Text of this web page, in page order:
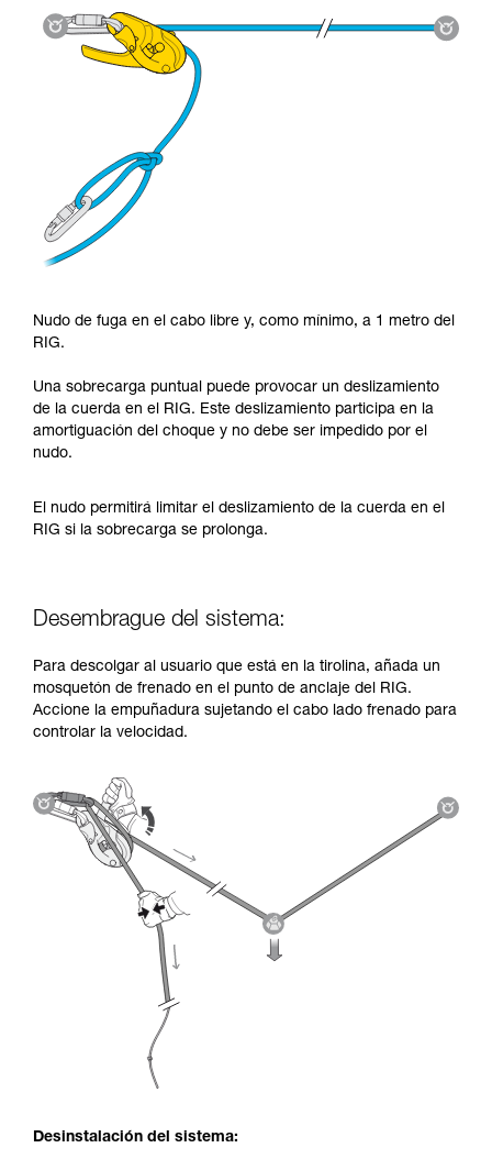
Nudo de fuga en el cabo libre y, como mínimo, a 1 metro del
RIG.
Una sobrecarga puntual puede provocar un deslizamiento
de la cuerda en el RIG. Este deslizamiento participa en la
amortiguación del choque y no debe ser impedido por el
nudo.
El nudo permitirá limitar el deslizamiento de la cuerda en el
RIG si la sobrecarga se prolonga.
Desembrague del sistema:
Para descolgar al usuario que está en la tirolina, añada un
mosquetón de frenado en el punto de anclaje del RIG.
Accione la empuñadura sujetando el cabo lado frenado para
controlar la velocidad.
Desinstalación del sistema: